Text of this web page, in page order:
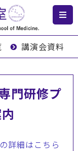
講演会資料
門研修プ
詳細はこちら